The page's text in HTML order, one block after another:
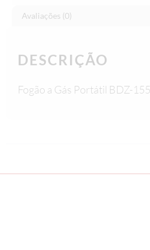
Avaliações (0)
DESCRIÇÃO
Fogão a Gás Portátil BDZ-